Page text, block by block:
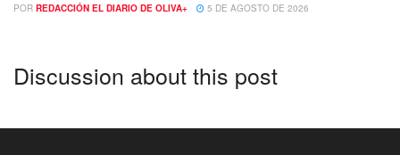
POR REDACCIÓN EL DIARIO DE OLIVA+ 5 DE AGOSTO DE 2026
Discussion about this post